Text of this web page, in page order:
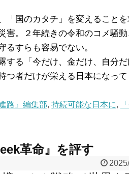
国のカタチ」を変えることを
。２年続きの令和のコメ騒
るすらも容易でない。
る「今だけ、金だけ、自分
つ者だけが栄える日本になって
路』編集部, 持続可能な日本に,
革命』を評す